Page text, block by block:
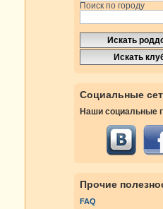
Поиск по городу
Социальные
Наши социальные
Прочие
FAQ